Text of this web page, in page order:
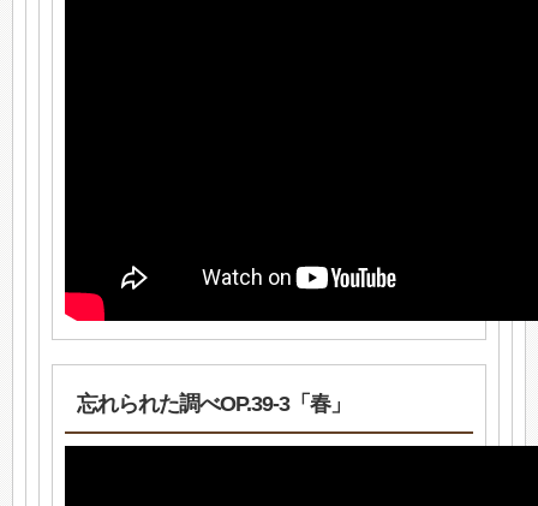
忘れられた調べOP.39-3「春」